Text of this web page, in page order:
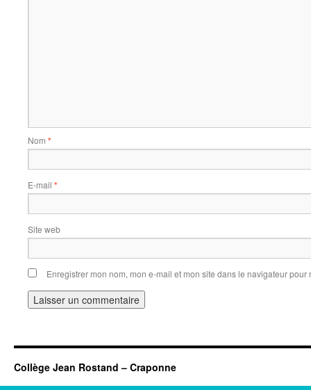
Nom *
E-mail *
Site web
Enregistrer mon nom, mon e-mail et mon site dans le navigateur
Collège Jean Rostand – Craponne